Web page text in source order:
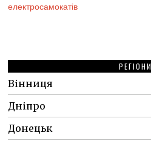
РЕГІОНИ
Вінниця
Дніпро
Донецьк